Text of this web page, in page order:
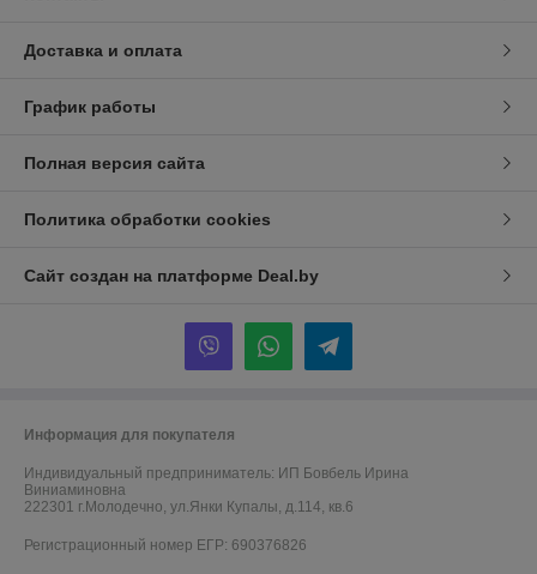
Доставка и оплата
График работы
Полная версия сайта
Политика обработки cookies
Сайт создан на платформе Deal.by
Информация для покупателя
Индивидуальный предприниматель: ИП Бовбель Ирина
Виниаминовна
222301 г.Молодечно, ул.Янки Купалы, д.114, кв.6
Регистрационный номер ЕГР: 690376826